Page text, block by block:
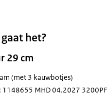
het?
29 cm
(met 3 kauwbotjes)
1148655 MHD 04.2027